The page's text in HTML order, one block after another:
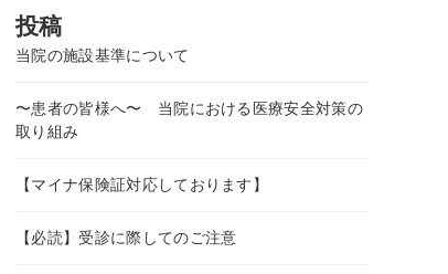
投稿
当院の施設基準について
〜患者の皆様へ〜 当院における医療安全対策の
取り組み
【マイナ保険証対応しております】
【必読】受診に際してのご注意